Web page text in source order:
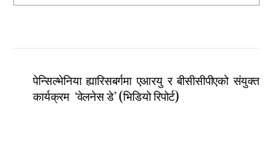
पेन्सिल्भेनिया ह्यारिसबर्गमा एआरयु र बीसीसीपीएको संयुक्त
कार्यक्रम ‘वेलनेस डे’ (भिडियो रिपोर्ट)